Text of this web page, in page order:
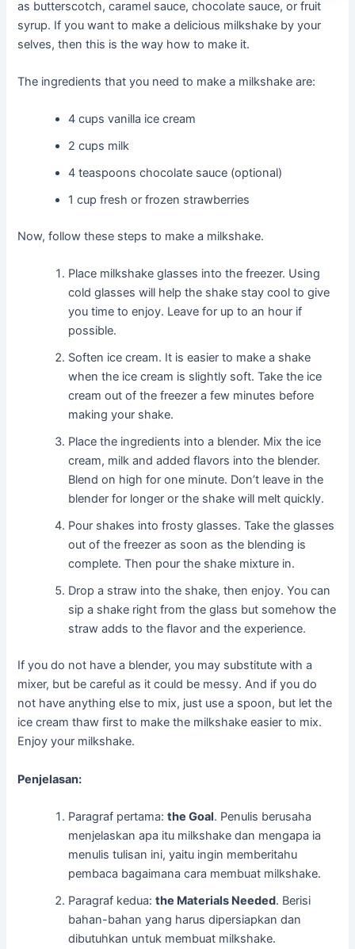
as butterscotch, caramel sauce, chocolate sauce, or fruit
syrup. If you want to make a delicious milkshake by your
selves, then this is the way how to make it.
The ingredients that you need to make a milkshake are:
4 cups vanilla ice cream
2 cups milk
4 teaspoons chocolate sauce (optional)
1 cup fresh or frozen strawberries
Now, follow these steps to make a milkshake.
Place milkshake glasses into the freezer. Using
cold glasses will help the shake stay cool to give
you time to enjoy. Leave for up to an hour if
possible.
Soften ice cream. It is easier to make a shake
when the ice cream is slightly soft. Take the ice
cream out of the freezer a few minutes before
making your shake.
Place the ingredients into a blender. Mix the ice
cream, milk and added flavors into the blender.
Blend on high for one minute. Don’t leave in the
blender for longer or the shake will melt quickly.
Pour shakes into frosty glasses. Take the glasses
out of the freezer as soon as the blending is
complete. Then pour the shake mixture in.
Drop a straw into the shake, then enjoy. You can
sip a shake right from the glass but somehow the
straw adds to the flavor and the experience.
If you do not have a blender, you may substitute with a
mixer, but be careful as it could be messy. And if you do
not have anything else to mix, just use a spoon, but let the
ice cream thaw first to make the milkshake easier to mix.
Enjoy your milkshake.
Penjelasan:
Paragraf pertama:the Goal. Penulis berusaha
menjelaskan apa itu milkshake dan mengapa ia
menulis tulisan ini, yaitu ingin memberitahu
pembaca bagaimana cara membuat milkshake.
Paragraf kedua:the Materials Needed. Berisi
bahan-bahan yang harus dipersiapkan dan
dibutuhkan untuk membuat milkshake.